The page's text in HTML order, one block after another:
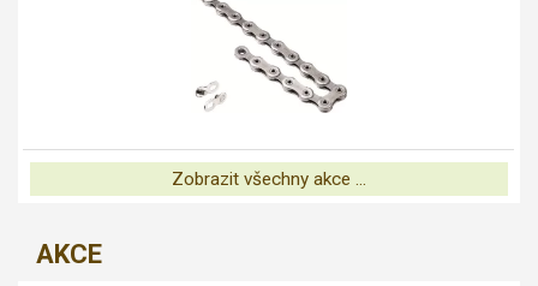
Zobrazit všechny akce ...
AKCE